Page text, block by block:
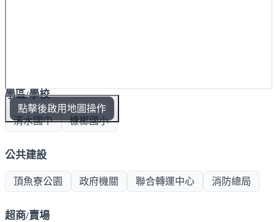
點擊後啟用地圖操作
學區/學校
清水國中 槺榔國小
公共建設
頂魚寮公園 政府機關 聯合轉運中心 消防總局
超商/賣場